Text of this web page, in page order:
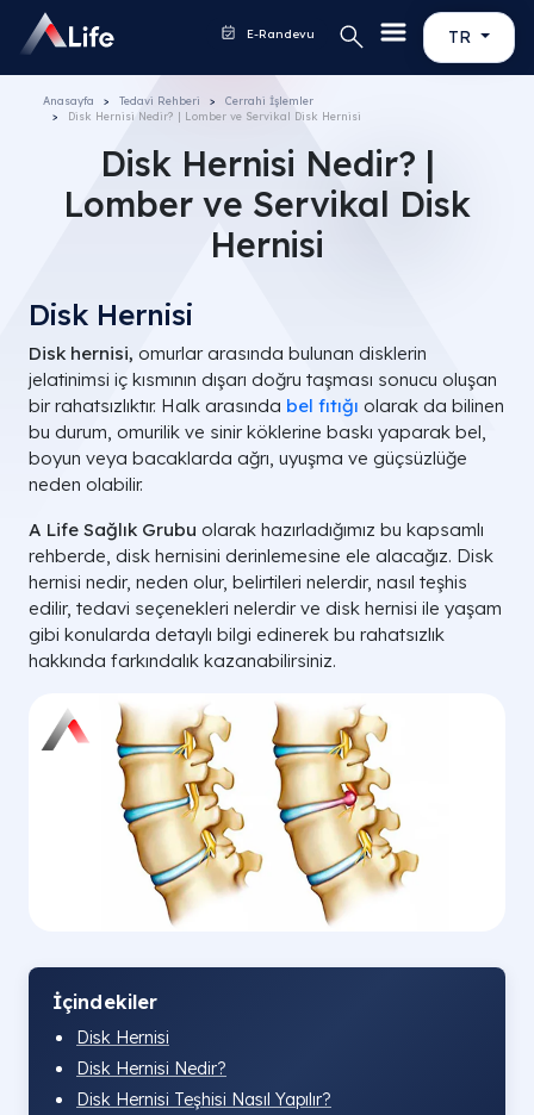
TR
E-Randevu
Anasayfa Tedavi Rehberi
Cerrahi İşlemler
Disk Hernisi Nedir? | Lomber ve Servikal Disk Hernisi
Disk Hernisi Nedir? |
Lomber ve Servikal Disk
Hernisi
Disk Hernisi
Disk hernisi, omurlar arasında bulunan disklerin
jelatinimsi iç kısmının dışarı doğru taşması sonucu oluşan
bir rahatsızlıktır. Halk arasında bel fıtığı olarak da bilinen
bu durum, omurilik ve sinir köklerine baskı yaparak bel,
boyun veya bacaklarda ağrı, uyuşma ve güçsüzlüğe
neden olabilir.
A Life Sağlık Grubu olarak hazırladığımız bu kapsamlı
rehberde, disk hernisini derinlemesine ele alacağız. Disk
hernisi nedir, neden olur, belirtileri nelerdir, nasıl teşhis
edilir, tedavi seçenekleri nelerdir ve disk hernisi ile yaşam
gibi konularda detaylı bilgi edinerek bu rahatsızlık
hakkında farkındalık kazanabilirsiniz.
İçindekiler
Disk Hernisi
Disk Hernisi Nedir?
Disk Hernisi Teşhisi Nasıl Yapılır?